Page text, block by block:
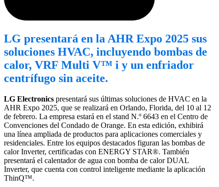
LG presentará en la AHR Expo 2025 sus
soluciones HVAC, incluyendo bombas de
calor, VRF Multi V™ i y un enfriador
centrífugo sin aceite.
LG Electronics presentará sus últimas soluciones de HVAC en la
AHR Expo 2025, que se realizará en Orlando, Florida, del 10 al 12
de febrero. La empresa estará en el stand N.º 6643 en el Centro de
Convenciones del Condado de Orange. En esta edición, exhibirá
una línea ampliada de productos para aplicaciones comerciales y
residenciales. Entre los equipos destacados figuran las bombas de
calor Inverter, certificadas con ENERGY STAR®. También
presentará el calentador de agua con bomba de calor DUAL
Inverter, que cuenta con control inteligente mediante la aplicación
ThinQ™.